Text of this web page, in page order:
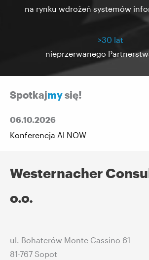
na rynku wdrożeń systemów
>30 lat
nieprzerwanego
Spotkajmysię!
06.10.2026
Konferencja AI NOW
Westernacher
o.o.
ul. Bohaterów Monte Cassino 61
81-767 Sopot